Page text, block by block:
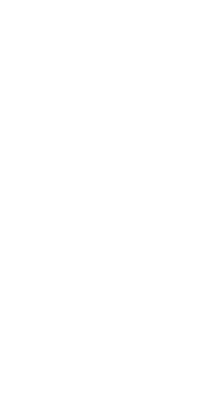
。
りの効きやす
での運転や、
方に最適で
者が最も維持
りも少し広い
す。通勤だけ